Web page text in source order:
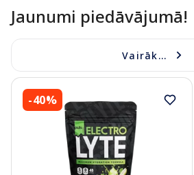
Jaunumi piedāvājumā!
Vairāk...
-40%